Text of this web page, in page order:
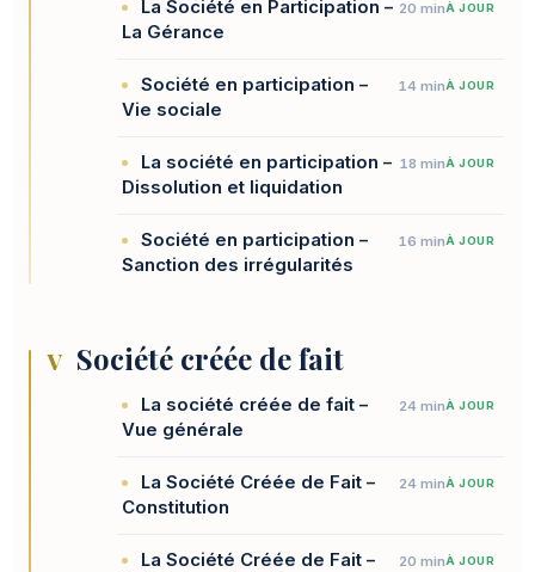
La Société en Participation –
La Gérance
20 minÀ JOUR
Société en participation –
Vie sociale
14 minÀ JOUR
La société en participation –
Dissolution et liquidation
18 minÀ JOUR
Société en participation –
Sanction des irrégularités
16 minÀ JOUR
V Société créée de fait
La société créée de fait –
Vue générale
24 minÀ JOUR
La Société Créée de Fait –
Constitution
24 minÀ JOUR
La Société Créée de Fait –
20 minÀ JOUR